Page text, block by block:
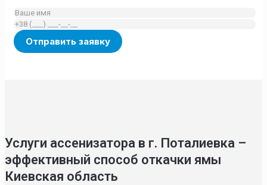
Услуги ассенизатора в г. Поталиевка –
эффективный способ откачки ямы
Киевская область